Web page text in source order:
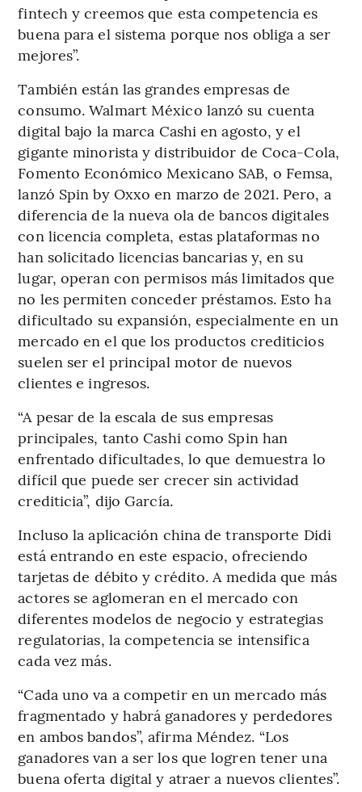
fintech y creemos que esta competencia es
buena para el sistema porque nos obliga a ser
mejores”.
También están las grandes empresas de
consumo. Walmart México lanzó su cuenta
digital bajo la marca Cashi en agosto, y el
gigante minorista y distribuidor de Coca-Cola,
Fomento Económico Mexicano SAB, o Femsa,
lanzó Spin by Oxxo en marzo de 2021. Pero, a
diferencia de la nueva ola de bancos digitales
con licencia completa, estas plataformas no
han solicitado licencias bancarias y, en su
lugar, operan con permisos más limitados que
no les permiten conceder préstamos. Esto ha
dificultado su expansión, especialmente en un
mercado en el que los productos crediticios
suelen ser el principal motor de nuevos
clientes e ingresos.
“A pesar de la escala de sus empresas
principales, tanto Cashi como Spin han
enfrentado dificultades, lo que demuestra lo
difícil que puede ser crecer sin actividad
crediticia”, dijo García.
Incluso la aplicación china de transporte Didi
está entrando en este espacio, ofreciendo
tarjetas de débito y crédito. A medida que más
actores se aglomeran en el mercado con
diferentes modelos de negocio y estrategias
regulatorias, la competencia se intensifica
cada vez más.
“Cada uno va a competir en un mercado más
fragmentado y habrá ganadores y perdedores
en ambos bandos”, afirma Méndez. “Los
ganadores van a ser los que logren tener una
buena oferta digital y atraer a nuevos clientes”.